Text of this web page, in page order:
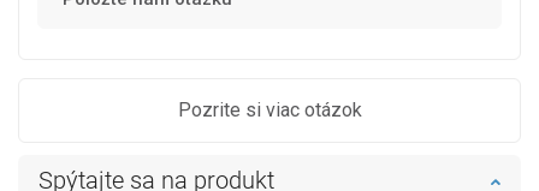
Pozrite si viac otázok
Spýtajte sa na produkt